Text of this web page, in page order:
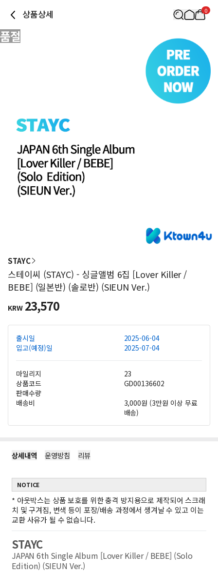
상품상세 0
품절
STAYC
스테이씨 (STAYC) - 싱글앨범 6집 [Lover Killer /
BEBE] (일본반) (솔로반) (SIEUN Ver.)
KRW 23,570
출시일
2025-06-04
입고(예정)일
2025-07-04
마일리지
23
상품코드
GD00136602
판매수량
배송비
3,000원 (3만원 이상 무료
배송)
상세내역 운영방침 리뷰
NOTICE
* 아웃박스는 상품 보호를 위한 충격 방지용으로 제작되어 스크래
치 및 구겨짐, 변색 등이 포장/배송 과정에서 생겨날 수 있고 이는
교환 사유가 될 수 없습니다.
STAYC
JAPAN 6th Single Album [Lover Killer / BEBE] (Solo
Edition) (SIEUN Ver.)